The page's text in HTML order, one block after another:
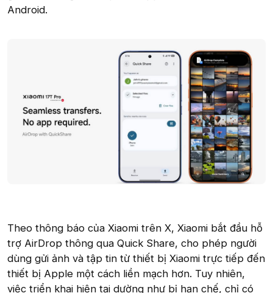
Android.
Theo thông báo của Xiaomi trên X, Xiaomi bắt đầu hỗ
trợ AirDrop thông qua Quick Share, cho phép người
dùng gửi ảnh và tập tin từ thiết bị Xiaomi trực tiếp đến
thiết bị Apple một cách liền mạch hơn. Tuy nhiên,
việc triển khai hiện tại dường như bị hạn chế, chỉ có